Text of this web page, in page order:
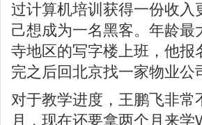
过计算机培训获得一份收
己想成为一名黑客。年龄
寺地区的写字楼上班，他
完之后回北京找一家物业公
对于教学进度，王鹏飞非常
月，现在还要拿两个月来